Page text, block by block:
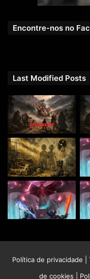
Encontre-nos no
Last Modified Posts
Política de privacidade
de cookies